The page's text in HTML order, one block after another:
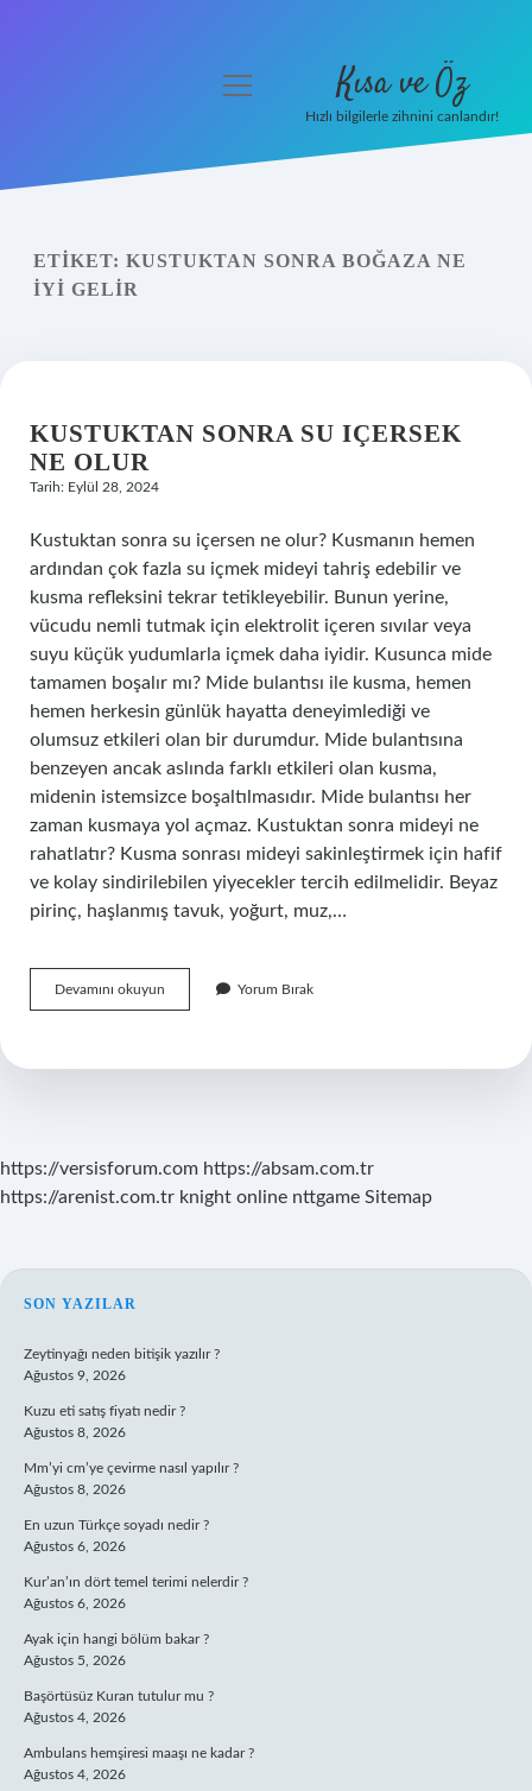
Yasal Uyarı
menüyü
Kısa ve Öz
Hızlı bilgilerle zihnini canlandır!
ETIKET: KUSTUKTAN SONRA BOĞAZA NE
IYI GELIR
KUSTUKTAN SONRA SU IÇERSEK
NE OLUR
Tarih: Eylül 28, 2024
Kustuktan sonra su içersen ne olur? Kusmanın hemen
ardından çok fazla su içmek mideyi tahriş edebilir ve
kusma refleksini tekrar tetikleyebilir. Bunun yerine,
vücudu nemli tutmak için elektrolit içeren sıvılar veya
suyu küçük yudumlarla içmek daha iyidir. Kusunca mide
tamamen boşalır mı? Mide bulantısı ile kusma, hemen
hemen herkesin günlük hayatta deneyimlediği ve
olumsuz etkileri olan bir durumdur. Mide bulantısına
benzeyen ancak aslında farklı etkileri olan kusma,
midenin istemsizce boşaltılmasıdır. Mide bulantısı her
zaman kusmaya yol açmaz. Kustuktan sonra mideyi ne
rahatlatır? Kusma sonrası mideyi sakinleştirmek için hafif
ve kolay sindirilebilen yiyecekler tercih edilmelidir. Beyaz
pirinç, haşlanmış tavuk, yoğurt, muz,…
Devamını okuyun Kustuktan
Sonra
Ne
Yorum Bırak
https://versisforum.com https://absam.com.tr
https://arenist.com.tr knight online nttgame Sitemap
SIDEBAR
SON YAZILAR
Zeytinyağı neden bitişik yazılır ?
Ağustos 9, 2026
Kuzu eti satış fiyatı nedir ?
Ağustos 8, 2026
Mm’yi cm’ye çevirme nasıl yapılır ?
Ağustos 8, 2026
En uzun Türkçe soyadı nedir ?
Ağustos 6, 2026
Kur’an’ın dört temel terimi nelerdir ?
Ağustos 6, 2026
Ayak için hangi bölüm bakar ?
Ağustos 5, 2026
Başörtüsüz Kuran tutulur mu ?
Ağustos 4, 2026
Ambulans hemşiresi maaşı ne kadar ?
Ağustos 4, 2026